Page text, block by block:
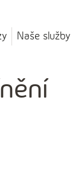
Naše služby